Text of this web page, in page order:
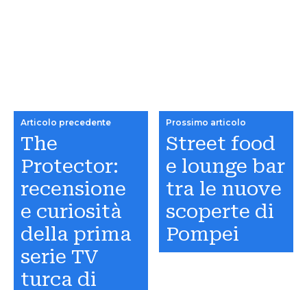
Articolo precedente
The
Protector:
recensione
e curiosità
della prima
serie TV
turca di
Prossimo articolo
Street food
e lounge bar
tra le nuove
scoperte di
Pompei